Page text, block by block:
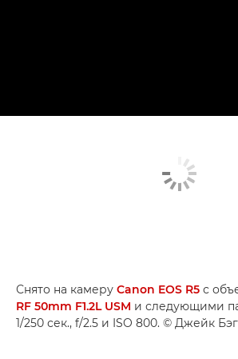
Снято на камеру Canon EOS R5 с
RF 50mm F1.2L USM и следующими
1/250 сек., f/2.5 и ISO 800. © Джейк